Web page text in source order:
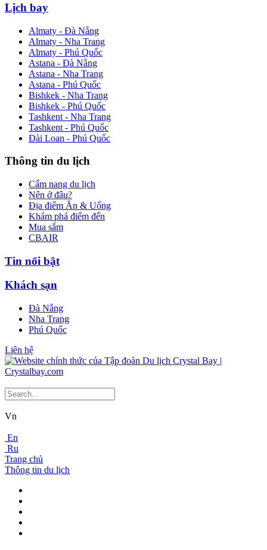
Lịch bay
Almaty - Đà Nẵng
Almaty - Nha Trang
Almaty - Phú Quốc
Astana - Đà Nẵng
Astana - Nha Trang
Astana - Phú Quốc
Bishkek - Nha Trang
Bishkek - Phú Quốc
Tashkent - Nha Trang
Tashkent - Phú Quốc
Đài Loan - Phú Quốc
Thông tin du lịch
Cẩm nang du lịch
Nên ở đâu?
Địa điểm Ăn & Uống
Khám phá điểm đến
Mua sắm
CBAIR
Tin nổi bật
Khách sạn
Đà Nẵng
Nha Trang
Phú Quốc
Liên hệ
Vn
En
Ru
Trang chủ
Thông tin du lịch